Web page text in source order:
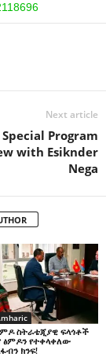
Next article
Program
with Esiknder
Nega
ስትራቴጂያዊ ፍላጎቶች
ፅምዶን የተቀላቀለው
ክንፍ!